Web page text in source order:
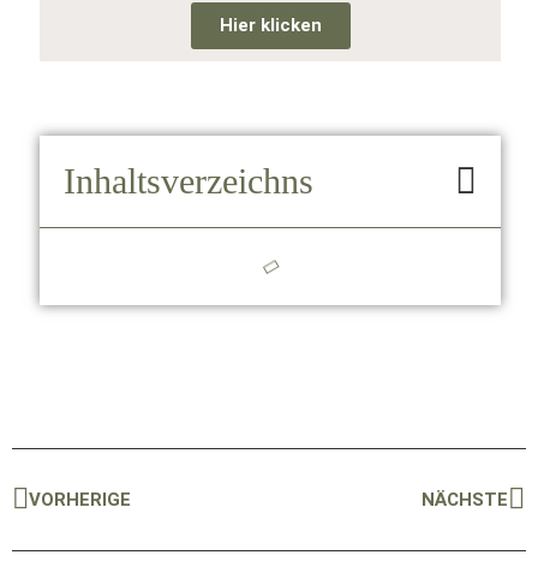
Hier klicken
Inhaltsverzeichns
VORHERIGE NÄCHSTE